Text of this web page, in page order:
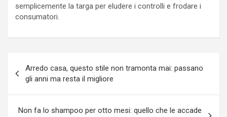
semplicemente la targa per eludere i controlli e frodare i
consumatori.
articoli
Arredo casa, questo stile non tramonta mai: passano
gli anni ma resta il migliore
Non fa lo shampoo per otto mesi: quello che le accade